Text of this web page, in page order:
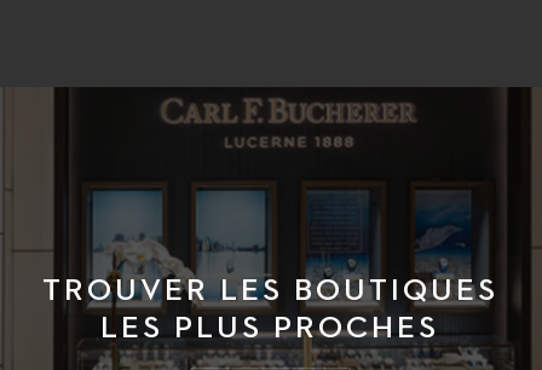
TROUVER LES BOUTIQUES
LES PLUS PROCHES